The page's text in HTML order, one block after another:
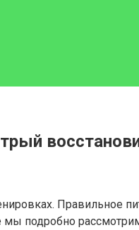
Правильное
подробно